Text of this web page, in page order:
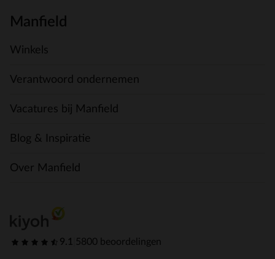
Manfield
Winkels
Verantwoord ondernemen
Vacatures bij Manfield
Blog & Inspiratie
Over Manfield
9.1 5800 beoordelingen